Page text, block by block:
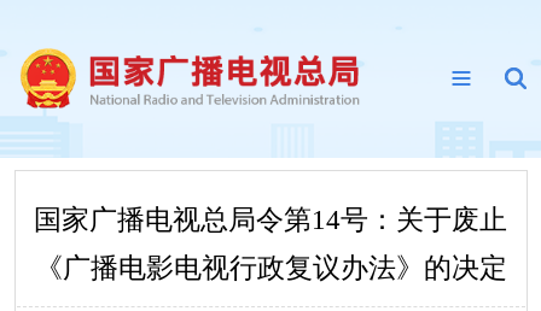
国家广播电视总局令第14号：关于废止
《广播电影电视行政复议办法》的决定